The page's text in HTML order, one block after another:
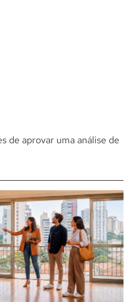
de aprovar uma análise de